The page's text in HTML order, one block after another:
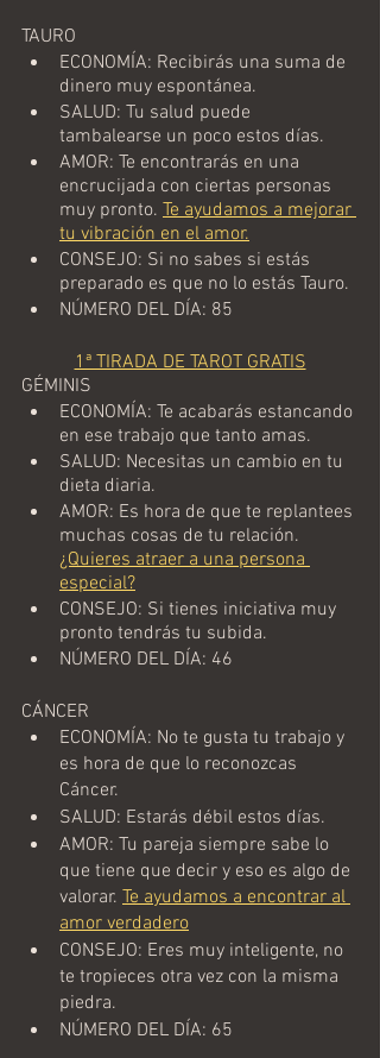
TAURO
ECONOMÍA: Recibirás una suma de
dinero muy espontánea.
SALUD: Tu salud puede
tambalearse un poco estos días.
AMOR: Te encontrarás en una
encrucijada con ciertas personas
muy pronto. Te ayudamos a mejorar
tu vibración en el amor.
CONSEJO: Si no sabes si estás
preparado es que no lo estás Tauro.
NÚMERO DEL DÍA: 85
1ª TIRADA DE TAROT GRATIS
GÉMINIS
ECONOMÍA: Te acabarás estancando
en ese trabajo que tanto amas.
SALUD: Necesitas un cambio en tu
dieta diaria.
AMOR: Es hora de que te replantees
muchas cosas de tu relación.
¿Quieres atraer a una persona
especial?
CONSEJO: Si tienes iniciativa muy
pronto tendrás tu subida.
NÚMERO DEL DÍA: 46
CÁNCER
ECONOMÍA: No te gusta tu trabajo y
es hora de que lo reconozcas
Cáncer.
SALUD: Estarás débil estos días.
AMOR: Tu pareja siempre sabe lo
que tiene que decir y eso es algo de
valorar. Te ayudamos a encontrar al
amor verdadero
CONSEJO: Eres muy inteligente, no
te tropieces otra vez con la misma
piedra.
NÚMERO DEL DÍA: 65